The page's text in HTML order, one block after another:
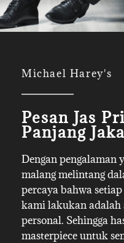
Michael Harey's
Pesan Jas
Panjang
Dengan pengalaman
malang melintang
percaya bahwa
kami lakukan adalah
personal. Sehingga
masterpiece untuk